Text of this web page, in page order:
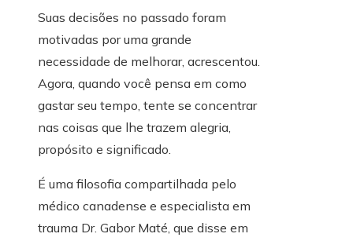
Suas decisões no passado foram
motivadas por uma grande
necessidade de melhorar, acrescentou.
Agora, quando você pensa em como
gastar seu tempo, tente se concentrar
nas coisas que lhe trazem alegria,
propósito e significado.
É uma filosofia compartilhada pelo
médico canadense e especialista em
trauma Dr. Gabor Maté, que disse em